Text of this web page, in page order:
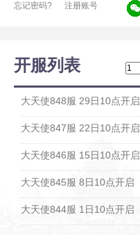
忘记密码? 注册账号
开服列表
大天使848服 29日10点开启
大天使847服 22日10点开启
大天使846服 15日10点开启
大天使845服 8日10点开启
大天使844服 1日10点开启